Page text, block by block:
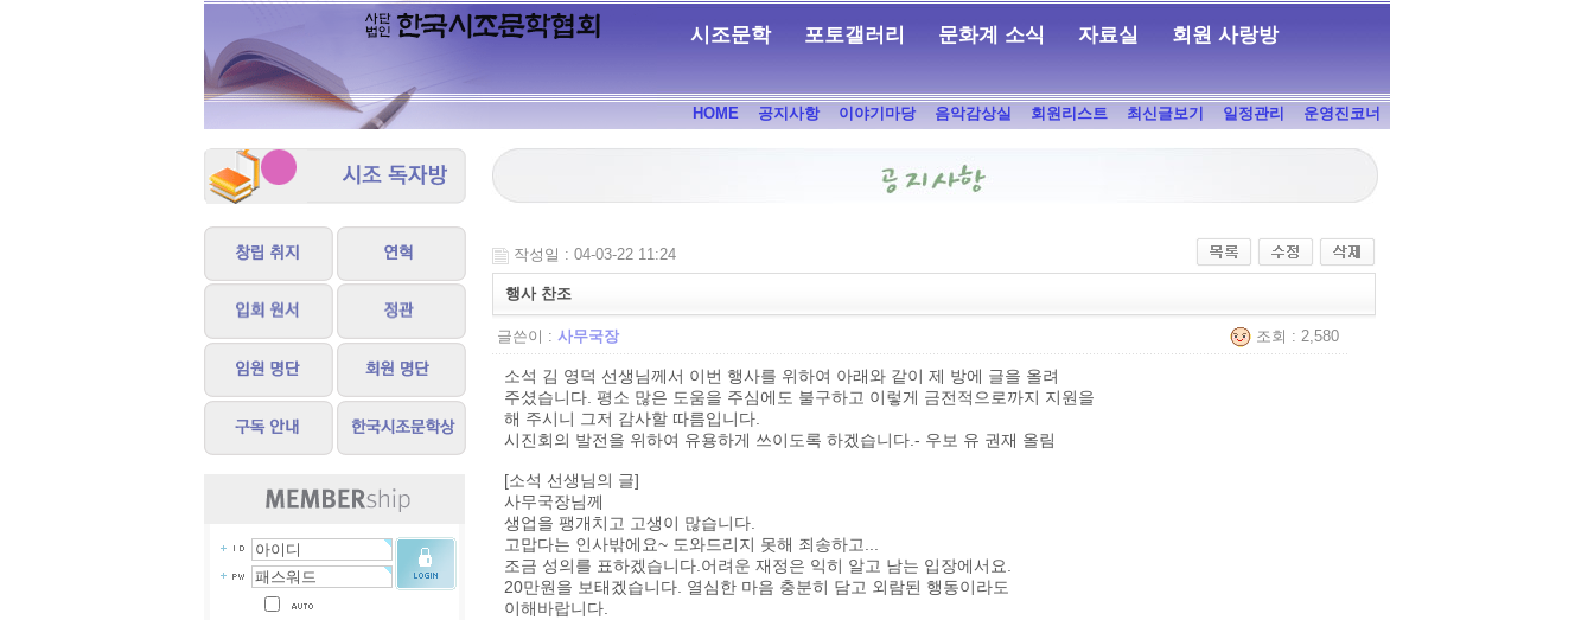
시조문학 포토갤러리 문화계 소식 자료실 회원 사랑방
HOME 공지사항 이야기마당 음악감상실 회원리스트 최신글보기 일정관리 운영진코너
작성일 : 04-03-22 11:24
행사 찬조
글쓴이 : 사무국장 조회 : 2,580
소석 김 영덕 선생님께서 이번 행사를 위하여 아래와 같이 제 방에 글을 올려
주셨습니다. 평소 많은 도움을 주심에도 불구하고 이렇게 금전적으로까지 지원을
해 주시니 그저 감사할 따름입니다.
시진회의 발전을 위하여 유용하게 쓰이도록 하겠습니다.- 우보 유 권재 올림
[소석 선생님의 글]
사무국장님께
생업을 팽개치고 고생이 많습니다.
고맙다는 인사밖에요~ 도와드리지 못해 죄송하고...
조금 성의를 표하겠습니다.어려운 재정은 익히 알고 남는 입장에서요.
20만원을 보태겠습니다. 열심한 마음 충분히 담고 외람된 행동이라도
이해바랍니다.